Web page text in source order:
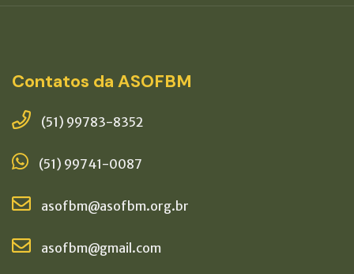
Contatos da ASOFBM
(51) 99783-8352
(51) 99741-0087
asofbm@asofbm.org.br
asofbm@gmail.com